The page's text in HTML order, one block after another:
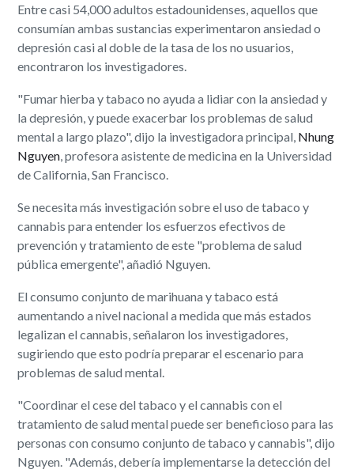
Entre casi 54,000 adultos estadounidenses, aquellos que
consumían ambas sustancias experimentaron ansiedad o
depresión casi al doble de la tasa de los no usuarios,
encontraron los investigadores.
"Fumar hierba y tabaco no ayuda a lidiar con la ansiedad y
la depresión, y puede exacerbar los problemas de salud
mental a largo plazo", dijo la investigadora principal, Nhung
Nguyen , profesora asistente de medicina en la Universidad
de California, San Francisco.
Se necesita más investigación sobre el uso de tabaco y
cannabis para entender los esfuerzos efectivos de
prevención y tratamiento de este "problema de salud
pública emergente", añadió Nguyen.
El consumo conjunto de marihuana y tabaco está
aumentando a nivel nacional a medida que más estados
legalizan el cannabis, señalaron los investigadores,
sugiriendo que esto podría preparar el escenario para
problemas de salud mental.
"Coordinar el cese del tabaco y el cannabis con el
tratamiento de salud mental puede ser beneficioso para las
personas con consumo conjunto de tabaco y cannabis", dijo
Nguyen. "Además, debería implementarse la detección del